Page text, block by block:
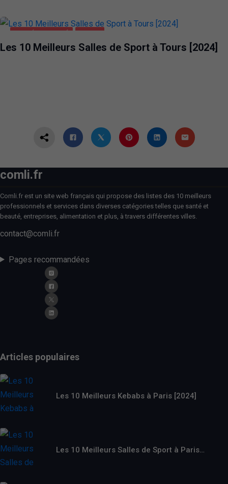
SANTÉ ET BEAUTÉ TOURS
Les 10 Meilleurs Salles de Sport à Tours [2024]
comli.fr
Comli.fr est un site web français qui propose des listes des 10 meilleurs
professionnels et services dans diverses catégories telles que santé et
beauté, entreprises, alimentation et plus, à travers différentes villes.
contact@comli.fr
Pages recommandées
Articles populaires
Les 10 Meilleurs Kebabs à Paris [2024]
Les 10 Meilleurs Salles de Sport à Paris…